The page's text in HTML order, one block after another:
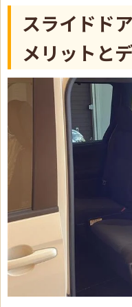
スライドド
メリットと